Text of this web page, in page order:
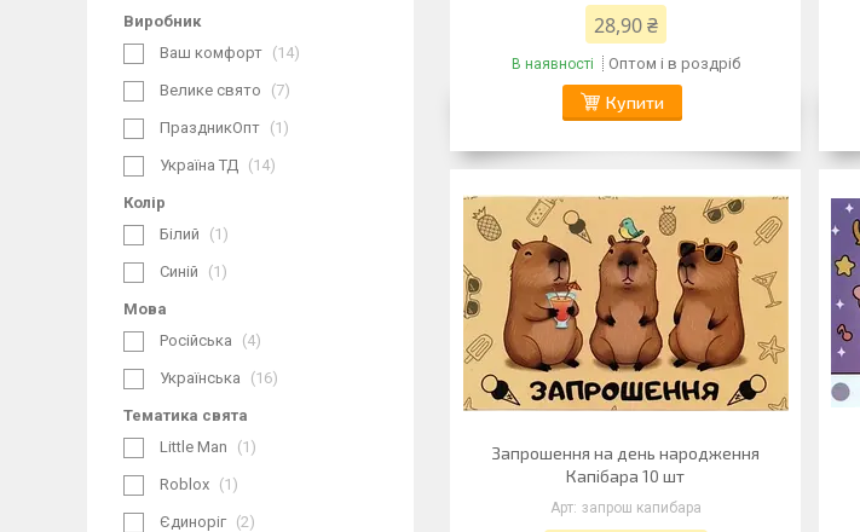
28,90 ₴
В наявності Оптом і в роздріб
Купити
Запрошення на день народження
Капібара 10 шт
запрош капибара
Виробник
Ваш комфорт
14
Велике свято 7
ПраздникОпт 1
Україна ТД 14
Колір
Білий
1
Синій 1
Мова
Російська
4
Українська 16
Тематика свята
Little Man
1
Roblox 1
Єдиноріг 2